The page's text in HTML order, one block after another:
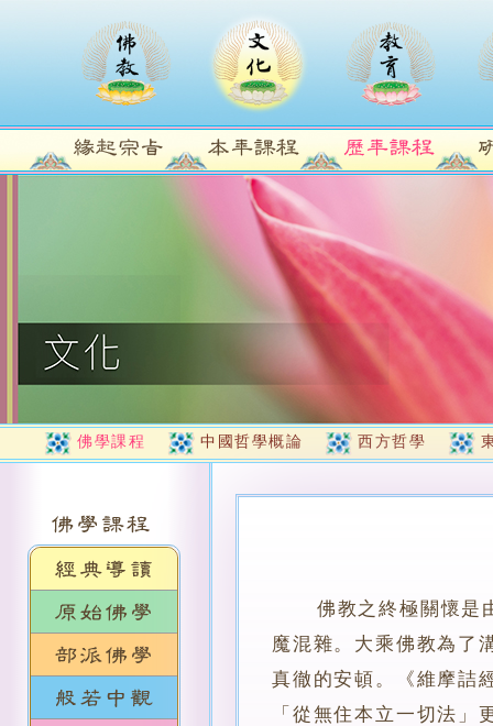
佛學課程 中國哲學概論 西方哲學
佛教之終極關懷是
魔混雜。大乘佛教為了
真徹的安頓。《維摩詰
「從無住本立一切法